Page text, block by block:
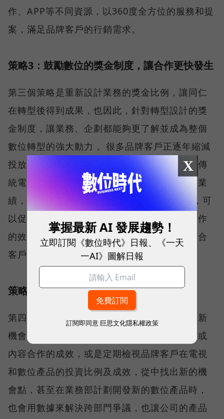
作、APP等不同資源，以360度全方位的服務和提
案，滿足品牌客戶的行銷需求。
策略3：鼓勵數位的獎金制度，讓合作更快發生
第三個策略是重新設計業務的獎金比例，讓同仁
在轉型後得到成果，也因此，針對轉型設計的獎
金制度，讓業務、企劃都能夠更了解並成為整個
數位轉型的強大動力 。很多品牌客戶正逐年縮減
投放在電視廣告的預算，並加大數位的投資，傳
統電視業務面對市場的壓力，勢必得增加數位業
績，而TVBS針對轉型設計的鼓勵式獎金制度，可
以促使電視與數位業務合作，當雙方感受到合作
的效益後，自然就會產生更好的循環，也更符合
客戶在行銷投廣上的需求及目標。
策略4：數據決策文化，以數據找到新機會
第四個策略是營造數據決策文化，用數據找到新
機會。像是從數據檢視品牌客戶投放數位廣告或
內容合作的成效，或是定期檢視品牌客戶在電視
和數位產品的投資比例及成效，從中找出新的機
會點，甚至在業務部計劃開發新的數位產品時，
也會用數據來解決跨部門爭議，也讓公司的產品
X
掌握最新 AI 發展趨勢！
立即訂閱《數位時代》日報、《一天
一AI》圖解日報
訂閱即同意 巨思文化隱私權政策